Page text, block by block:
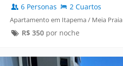
6 Personas 2 Cuartos
Apartamento em Itapema / Meia Praia
R$ 350por noche